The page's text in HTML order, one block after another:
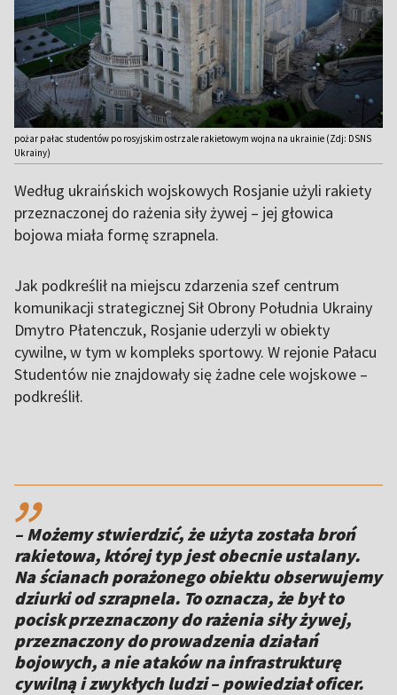
pożar pałac studentów po rosyjskim ostrzale rakietowym wojna na ukrainie (Zdj: DSNS
Ukrainy)
Według ukraińskich wojskowych Rosjanie użyli rakiety
przeznaczonej do rażenia siły żywej – jej głowica
bojowa miała formę szrapnela.
Jak podkreślił na miejscu zdarzenia szef centrum
komunikacji strategicznej Sił Obrony Południa Ukrainy
Dmytro Płatenczuk, Rosjanie uderzyli w obiekty
cywilne, w tym w kompleks sportowy. W rejonie Pałacu
Studentów nie znajdowały się żadne cele wojskowe –
podkreślił.
,,
– Możemy stwierdzić, że użyta została broń
rakietowa, której typ jest obecnie ustalany.
Na ścianach porażonego obiektu obserwujemy
dziurki od szrapnela. To oznacza, że był to
pocisk przeznaczony do rażenia siły żywej,
przeznaczony do prowadzenia działań
bojowych, a nie ataków na infrastrukturę
cywilną i zwykłych ludzi – powiedział oficer.